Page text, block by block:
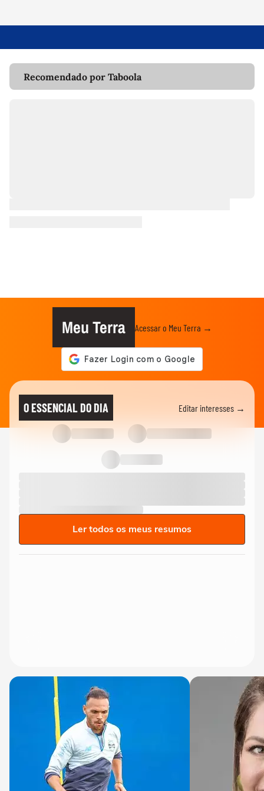
Recomendado por Taboola
Meu Terra Acessar o Meu Terra →
O ESSENCIAL DO DIA Editar interesses →
Ler todos os meus resumos